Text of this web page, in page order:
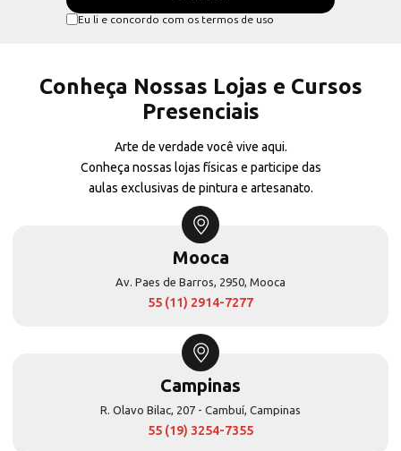
Eu li e concordo com os termos de uso
Conheça Nossas Lojas e Cursos
Presenciais
Arte de verdade você vive aqui.
Conheça nossas lojas físicas e participe das
aulas exclusivas de pintura e artesanato.
Mooca
Av. Paes de Barros, 2950, Mooca
55 (11) 2914-7277
Campinas
R. Olavo Bilac, 207 - Cambuí, Campinas
55 (19) 3254-7355